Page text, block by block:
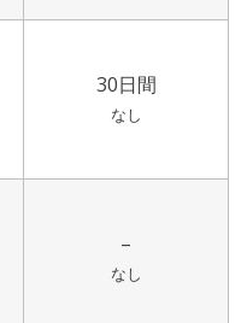
30日間
なし
–
なし